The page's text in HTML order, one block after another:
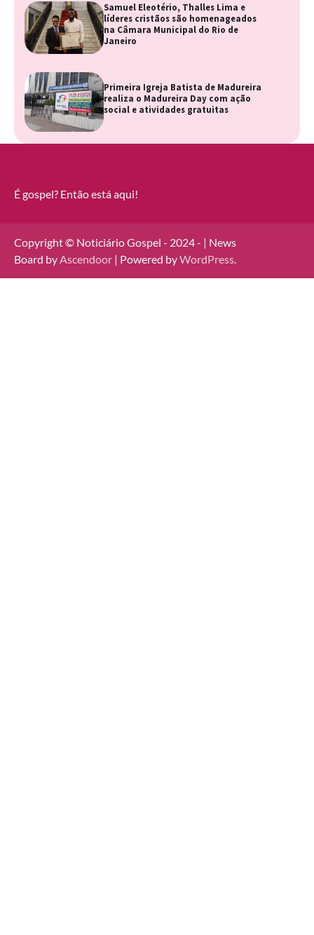
Samuel Eleotério, Thalles Lima e
líderes cristãos são homenageados
na Câmara Municipal do Rio de
Janeiro
Primeira Igreja Batista de Madureira
realiza o Madureira Day com ação
social e atividades gratuitas
É gospel? Então está aqui!
Copyright © Noticiário Gospel - 2024 - | News
Board by Ascendoor | Powered byWordPress